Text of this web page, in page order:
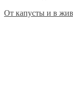
От капусты и в